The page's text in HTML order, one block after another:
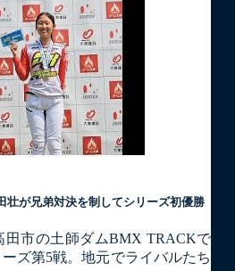
壮が兄弟対決を制してシリーズ初優勝
田市の土師ダムBMX TRACKで
ズ第5戦。地元でライバルたち